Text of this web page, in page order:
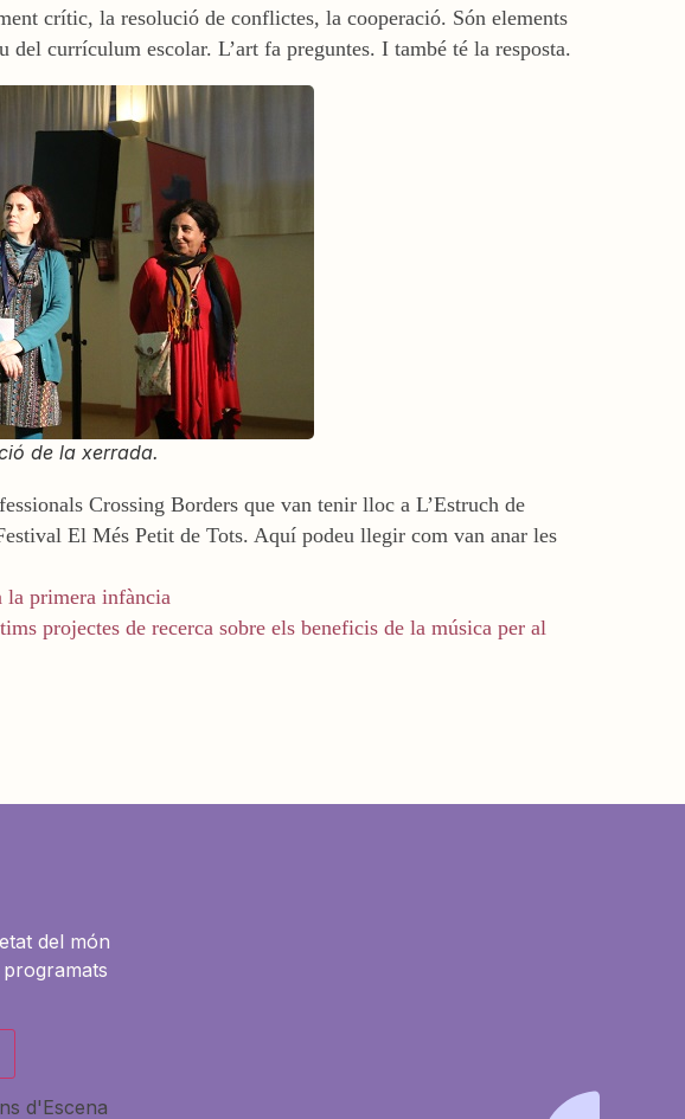
crític, la resolució de conflictes, la cooperació. Són elements
currículum escolar. L’art fa preguntes. I també té la resposta.
de la xerrada.
Crossing Borders que van tenir lloc a L’Estruch de
El Més Petit de Tots. Aquí podeu llegir com van anar les
la primera infància
projectes de recerca sobre els beneficis de la música per al
del món
d'Escena